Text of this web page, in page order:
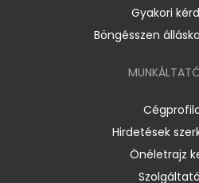
Gyakori
Böngésszen
Hirdetések
Önéletrajz